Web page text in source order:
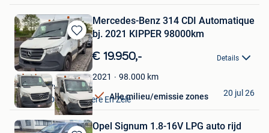
Bewaren
in
Mijn
Favorieten
Mercedes-Benz 314 CDI Automatique
bj. 2021 KIPPER 98000km
€ 19.950,- Details
2021 98.000 km
Alle milieu/emissie zones
Auto Denys
Lokeren+Deel Overmere En Zele
20 jul 26
Opel Signum 1.8-16V LPG auto rijd